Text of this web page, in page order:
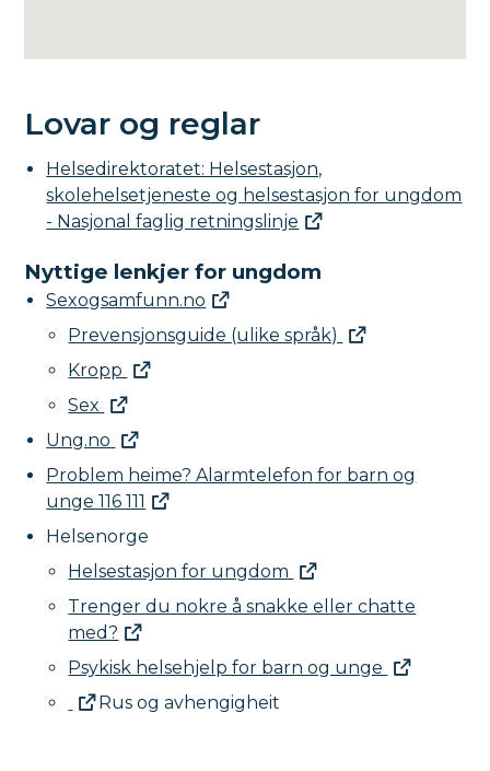
Lovar og reglar
Helsedirektoratet: Helsestasjon,
skolehelsetjeneste og helsestasjon for ungdom
- Nasjonal faglig retningslinje
Nyttige lenkjer for ungdom
Sexogsamfunn.no
Prevensjonsguide (ulike språk)
Kropp
Sex
Ung.no
Problem heime? Alarmtelefon for barn og
unge 116 111
Helsenorge
Helsestasjon for ungdom
Trenger du nokre å snakke eller chatte
med?
Psykisk helsehjelp for barn og unge
Rus og avhengigheit